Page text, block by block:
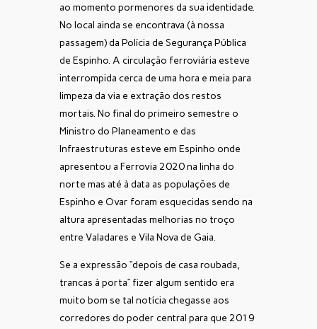
ao momento pormenores da sua identidade.
No local ainda se encontrava (à nossa
passagem) da Polícia de Segurança Pública
de Espinho. A circulação ferroviária esteve
interrompida cerca de uma hora e meia para
limpeza da via e extração dos restos
mortais. No final do primeiro semestre o
Ministro do Planeamento e das
Infraestruturas esteve em Espinho onde
apresentou a Ferrovia 2020 na linha do
norte mas até à data as populações de
Espinho e Ovar foram esquecidas sendo na
altura apresentadas melhorias no troço
entre Valadares e Vila Nova de Gaia.
Se a expressão “depois de casa roubada,
trancas à porta” fizer algum sentido era
muito bom se tal notícia chegasse aos
corredores do poder central para que 2019